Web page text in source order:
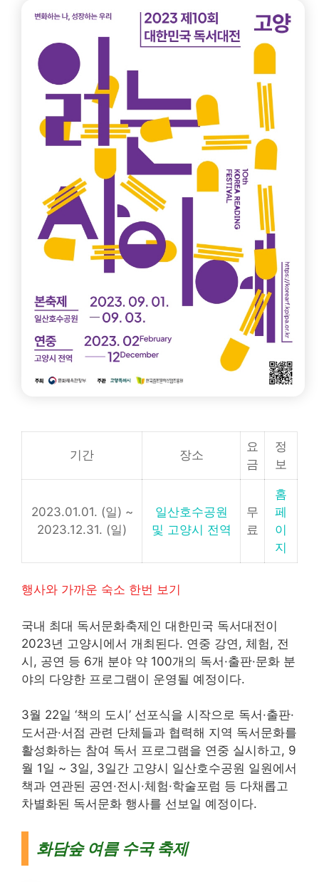
기간 장소
요
금
정
보
2023.01.01. (일) ~
2023.12.31. (일)
일산호수공원
및 고양시 전역
무
료
홈
페
이
지
행사와 가까운 숙소 한번 보기
국내 최대 독서문화축제인 대한민국 독서대전이
2023년 고양시에서 개최된다. 연중 강연, 체험, 전
시, 공연 등 6개 분야 약 100개의 독서·출판·문화 분
야의 다양한 프로그램이 운영될 예정이다.
3월 22일 ‘책의 도시’ 선포식을 시작으로 독서·출판·
도서관·서점 관련 단체들과 협력해 지역 독서문화를
활성화하는 참여 독서 프로그램을 연중 실시하고, 9
월 1일 ~ 3일, 3일간 고양시 일산호수공원 일원에서
책과 연관된 공연·전시·체험·학술포럼 등 다채롭고
차별화된 독서문화 행사를 선보일 예정이다.
화담숲 여름 수국 축제